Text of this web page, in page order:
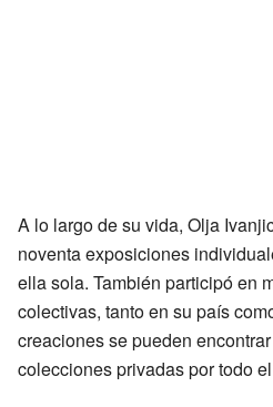
A lo largo de su vida, Olja
noventa exposiciones
ella sola. También participó en
colectivas, tanto en su país
creaciones se pueden
colecciones privadas por todo